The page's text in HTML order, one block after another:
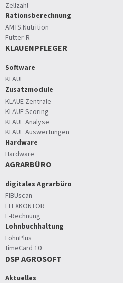
Zellzahl
Rationsberechnung
AMTS.Nutrition
Futter-R
KLAUENPFLEGER
Software
KLAUE
Zusatzmodule
KLAUE Zentrale
KLAUE Scoring
KLAUE Analyse
KLAUE Auswertungen
Hardware
Hardware
AGRARBÜRO
digitales Agrarbüro
FIBUscan
FLEXKONTOR
E-Rechnung
Lohnbuchhaltung
LohnPlus
timeCard 10
DSP AGROSOFT
Aktuelles